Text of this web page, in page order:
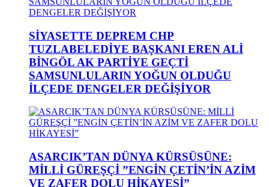
SİYASETTE DEPREM CHP
TUZLABELEDİYE BAŞKANI EREN ALİ
BİNGÖL AK PARTİYE GEÇTİ
SAMSUNLULARIN YOĞUN OLDUĞU
İLÇEDE DENGELER DEĞİŞİYOR
ASARCIK’TAN DÜNYA KÜRSÜSÜNE:
MİLLİ GÜREŞÇİ ”ENGİN ÇETİN’İN AZİM
VE ZAFER DOLU HİKAYESİ”